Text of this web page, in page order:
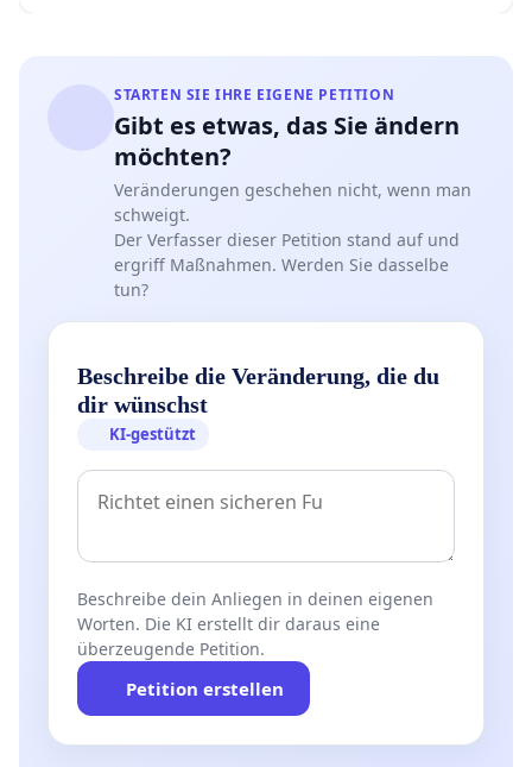
STARTEN SIE IHRE EIGENE PETITION
Gibt es etwas, das Sie ändern
möchten?
Veränderungen geschehen nicht, wenn man
schweigt.
Der Verfasser dieser Petition stand auf und
ergriff Maßnahmen. Werden Sie dasselbe
tun?
Beschreibe die Veränderung, die du
dir wünschst
KI-gestützt
Beschreibe dein Anliegen in deinen eigenen
Worten. Die KI erstellt dir daraus eine
überzeugende Petition.
Petition erstellen